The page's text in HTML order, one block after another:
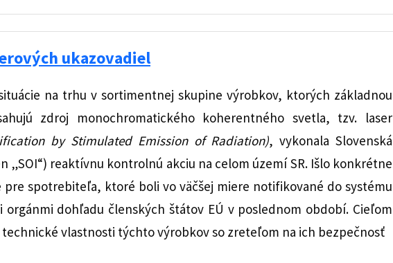
ukazovadiel
na trhu v sortimentnej skupine výrobkov, ktorých základnou
zdroj monochromatického koherentného svetla, tzv. laser
by Stimulated Emission of Radiation), vykonala Slovenská
„SOI“) reaktívnu kontrolnú akciu na celom území SR. Išlo konkrétne
pre spotrebiteľa, ktoré boli vo väčšej miere notifikované do systému
orgánmi dohľadu členských štátov EÚ v poslednom období. Cieľom
vlastnosti týchto výrobkov so zreteľom na ich bezpečnosť